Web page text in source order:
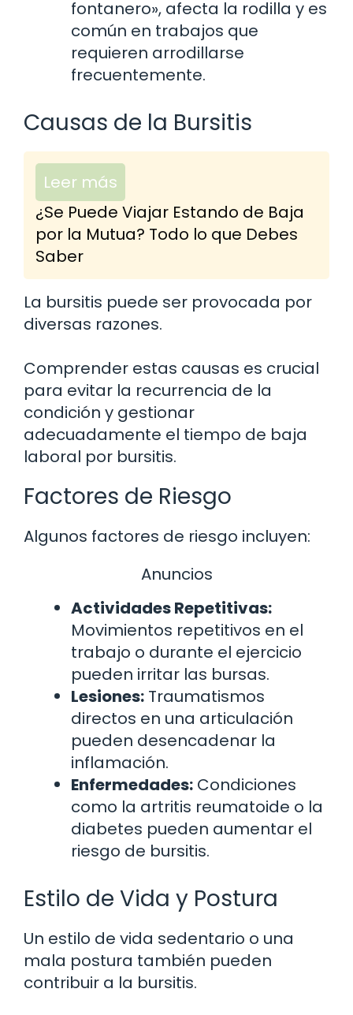
fontanero», afecta la rodilla y es
común en trabajos que
requieren arrodillarse
frecuentemente.
Causas de la Bursitis
Leer más
¿Se Puede Viajar Estando de Baja
por la Mutua? Todo lo que Debes
Saber
La bursitis puede ser provocada por
diversas razones.
Comprender estas causas es crucial
para evitar la recurrencia de la
condición y gestionar
adecuadamente el tiempo de baja
laboral por bursitis.
Factores de Riesgo
Algunos factores de riesgo incluyen:
Anuncios
Actividades Repetitivas:
Movimientos repetitivos en el
trabajo o durante el ejercicio
pueden irritar las bursas.
Lesiones: Traumatismos
directos en una articulación
pueden desencadenar la
inflamación.
Enfermedades: Condiciones
como la artritis reumatoide o la
diabetes pueden aumentar el
riesgo de bursitis.
Estilo de Vida y Postura
Un estilo de vida sedentario o una
mala postura también pueden
contribuir a la bursitis.